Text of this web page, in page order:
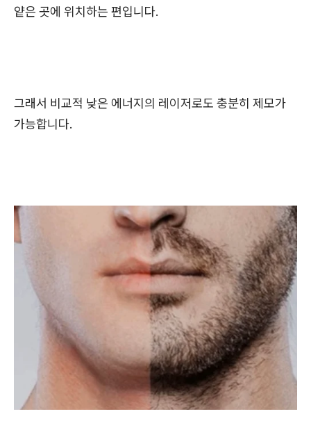
얕은 곳에 위치하는 편입니다.
그래서 비교적 낮은 에너지의 레이저로도 충분히 제모가
가능합니다.